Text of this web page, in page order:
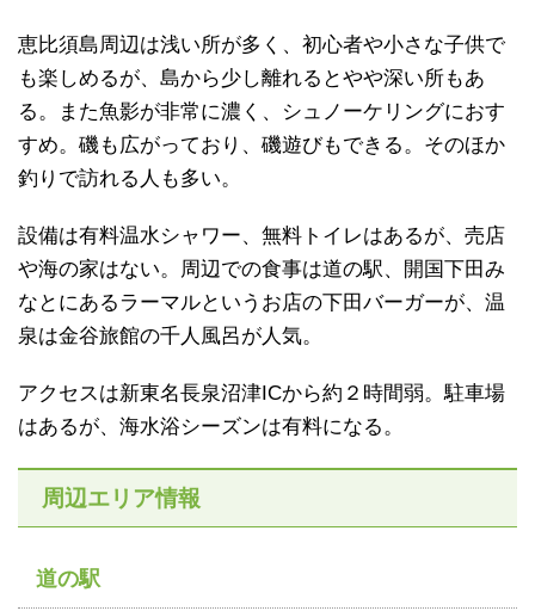
恵比須島周辺は浅い所が多く、初心者や小さな子供で
も楽しめるが、島から少し離れるとやや深い所もあ
る。また魚影が非常に濃く、シュノーケリングにおす
すめ。磯も広がっており、磯遊びもできる。そのほか
釣りで訪れる人も多い。
設備は有料温水シャワー、無料トイレはあるが、売店
や海の家はない。周辺での食事は道の駅、開国下田み
なとにあるラーマルというお店の下田バーガーが、温
泉は金谷旅館の千人風呂が人気。
アクセスは新東名長泉沼津ICから約２時間弱。駐車場
はあるが、海水浴シーズンは有料になる。
周辺エリア情報
道の駅